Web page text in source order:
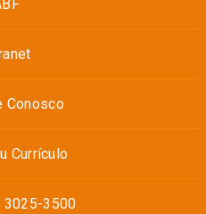
Conosco
Currículo
3025-3500